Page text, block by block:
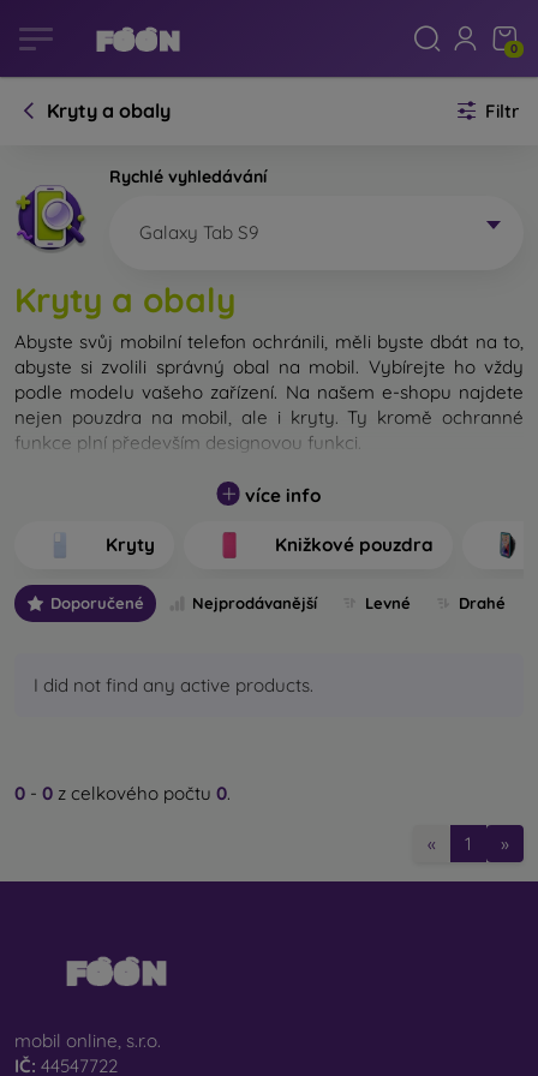
0
Kryty a obaly Filtr
Rychlé vyhledávání
Galaxy Tab S9
Kryty a obaly
Abyste svůj mobilní telefon ochránili, měli byste dbát na to,
abyste si zvolili správný obal na mobil. Vybírejte ho vždy
podle modelu vašeho zařízení. Na našem e-shopu najdete
nejen pouzdra na mobil, ale i kryty. Ty kromě ochranné
funkce plní především designovou funkci.
Kryt na mobil můžeme také nazvat zadní kryt. Je určen na
ochranu zadní části telefonu. Jednotlivé kryty na mobil se
liší hlavně tloušťkou a použitým materiálem na jejich
výrobu.
Jaké typy zadních krytů na mobil rozlišujeme?
se o ultratenké gumové nebo silikonové kryty, které
mají výbornou pružnost a jsou spolehlivé. Nejčastěji se
chtějí ukázat světu. Přesto však chtějí, aby byl jejich
telefon chráněný. Výhodou je, že nevymačká nalepené
ochranné sklo na mobil. Můžete proto sáhnout i po
celotvářovém 3D tvrzeném skle, které spolu s krytem
Stylové zadní kryty
nim jedinečným způsobem vyjádřit svou osobnost či
více info
Kryty Knižkové pouzdra
Doporučené Nejprodávanější Levné Drahé
I did not find any active products.
0 - 0 z celkového počtu 0.
« 1 »
mobil online, s.r.o.
IČ: 44547722